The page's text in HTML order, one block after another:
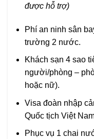
được hỗ trợ)
Phí an ninh sân
trường 2 nước.
Khách sạn 4 sao
người/phòng –
hoặc nữ).
Visa đoàn nhập
Quốc tịch Việt
Phục vụ 1 chai